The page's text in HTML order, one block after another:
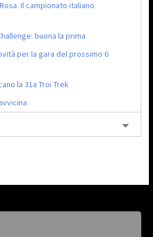
Il campionato italiano
buona la prima
per la gara del prossimo 6
la 31a Troi Trek